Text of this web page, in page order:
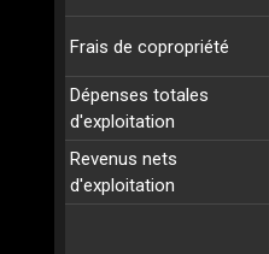
Frais de copropriété
Dépenses totales
d'exploitation
Revenus nets
d'exploitation